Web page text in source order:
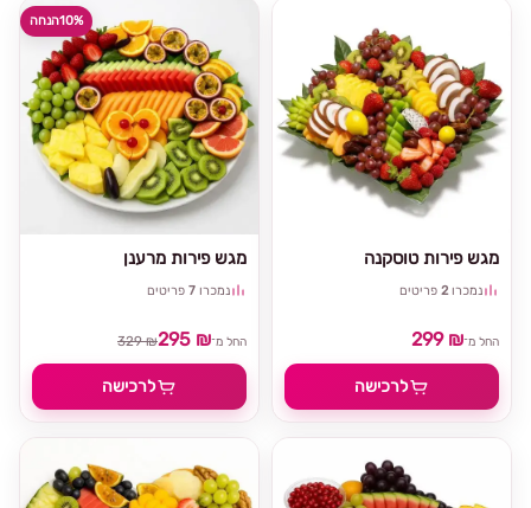
10%הנחה
מגש פירות מרענן
נמכרו 7 פריטים
החל מ־295 ₪
329 ₪
לרכישה
מגש פירות טוסקנה
נמכרו 2 פריטים
החל מ־299 ₪
לרכישה